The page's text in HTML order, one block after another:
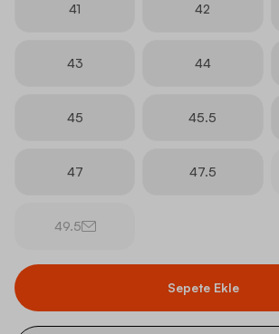
41 42
43 44
45 45.5
47 47.5
49.5
Sepete Ekle